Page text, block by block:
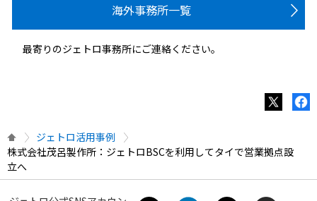
海外事務所一覧
最寄りのジェトロ事務所にご連絡ください。
ジェトロ活用事例
株式会社茂呂製作所：ジェトロBSCを利用してタイで営業拠点設
立へ